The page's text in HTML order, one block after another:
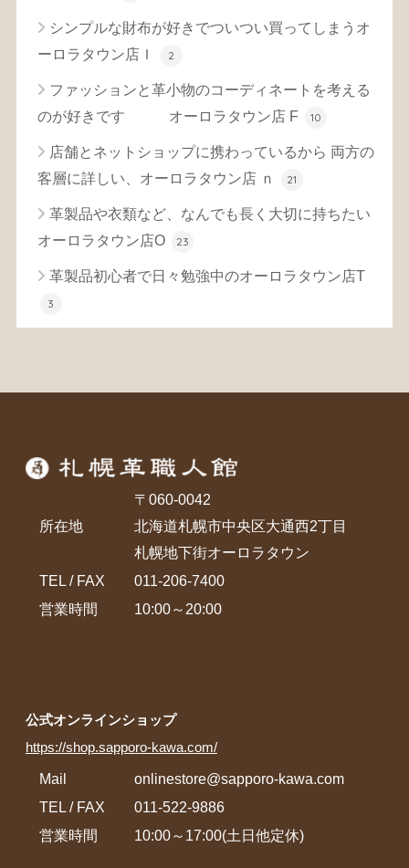
シンプルな財布が好きでついつい買ってしまうオ
ーロラタウン店Ｉ
2
ファッションと革小物のコーディネートを考える
のが好きです オーロラタウン店 F
10
店舗とネットショップに携わっているから 両方の
客層に詳しい、オーロラタウン店 ｎ
21
革製品や衣類など、なんでも長く大切に持ちたい
オーロラタウン店O
23
革製品初心者で日々勉強中のオーロラタウン店T
3
所在地
〒060-0042
北海道札幌市中央区大通西2丁目
札幌地下街オーロラタウン
TEL / FAX
011-206-7400
営業時間
10:00～20:00
公式オンラインショップ
https://shop.sapporo-kawa.com/
Mail
onlinestore@sapporo-kawa.com
TEL / FAX
011-522-9886
営業時間
10:00～17:00(土日他定休)